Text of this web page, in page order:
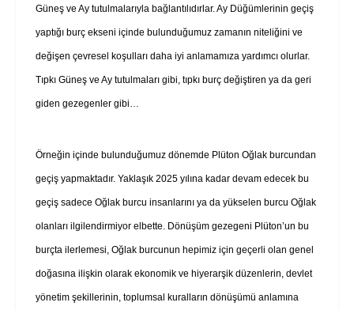
Güneş ve Ay tutulmalarıyla bağlantılıdırlar. Ay Düğümlerinin geçiş
yaptığı burç ekseni içinde bulunduğumuz zamanın niteliğini ve
değişen çevresel koşulları daha iyi anlamamıza yardımcı olurlar.
Tıpkı Güneş ve Ay tutulmaları gibi, tıpkı burç değiştiren ya da geri
giden gezegenler gibi…
Örneğin içinde bulunduğumuz dönemde Plüton Oğlak burcundan
geçiş yapmaktadır. Yaklaşık 2025 yılına kadar devam edecek bu
geçiş sadece Oğlak burcu insanlarını ya da yükselen burcu Oğlak
olanları ilgilendirmiyor elbette. Dönüşüm gezegeni Plüton’un bu
burçta ilerlemesi, Oğlak burcunun hepimiz için geçerli olan genel
doğasına ilişkin olarak ekonomik ve hiyerarşik düzenlerin, devlet
yönetim şekillerinin, toplumsal kuralların dönüşümü anlamına